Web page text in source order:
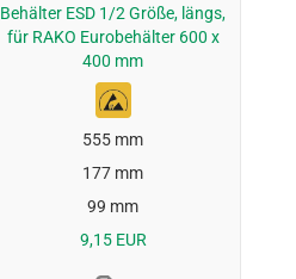
Behälter ESD 1/2 Größe, längs,
für RAKO Eurobehälter 600 x
400 mm
555 mm
177 mm
99 mm
9,15 EUR